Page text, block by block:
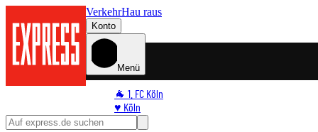
VerkehrHau raus
Konto
Menü
🐐 1. FC Köln
♥️ Köln
⭐ Promi